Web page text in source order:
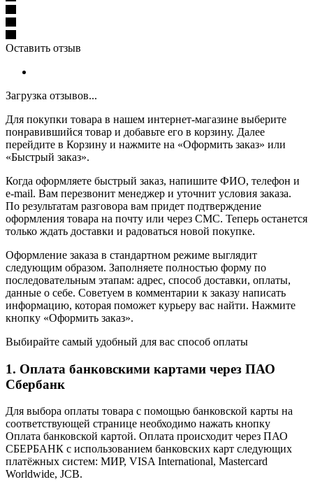
Оставить отзыв
Загрузка отзывов...
Для покупки товара в нашем интернет-магазине выберите
понравившийся товар и добавьте его в корзину. Далее
перейдите в Корзину и нажмите на «Оформить заказ» или
«Быстрый заказ».
Когда оформляете быстрый заказ, напишите ФИО, телефон и
e-mail. Вам перезвонит менеджер и уточнит условия заказа.
По результатам разговора вам придет подтверждение
оформления товара на почту или через СМС. Теперь останется
только ждать доставки и радоваться новой покупке.
Оформление заказа в стандартном режиме выглядит
следующим образом. Заполняете полностью форму по
последовательным этапам: адрес, способ доставки, оплаты,
данные о себе. Советуем в комментарии к заказу написать
информацию, которая поможет курьеру вас найти. Нажмите
кнопку «Оформить заказ».
Выбирайте самый удобный для вас способ оплаты
1. Оплата банковскими картами через ПАО
Сбербанк
Для выбора оплаты товара с помощью банковской карты на
соответствующей странице необходимо нажать кнопку
Оплата банковской картой. Оплата происходит через ПАО
СБЕРБАНК с использованием банковских карт следующих
платёжных систем: МИР, VISA International, Mastercard
Worldwide, JCB.